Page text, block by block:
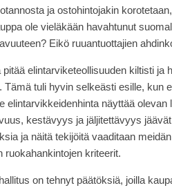
ja ostohintojakin
ole vieläkään havahtunut
Eikö ruuantuottajien
pitää elintarviketeollisuuden kiltisti
Tämä tuli hyvin selkeästi esille, kun
elintarvikkeidenhinta näyttää
kestävyys ja jäljitettävyys
ja näitä tekijöitä vaaditaan
ruokahankintojen kriteerit.
on tehnyt päätöksiä, joilla